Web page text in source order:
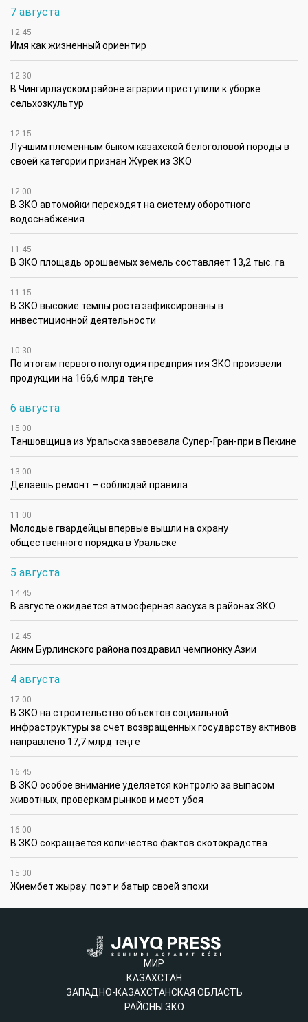
7 августа
12:45
Имя как жизненный ориентир
12:30
В Чингирлауском районе аграрии приступили к уборке
сельхозкультур
12:15
Лучшим племенным быком казахской белоголовой породы в
своей категории признан Жүрек из ЗКО
12:00
В ЗКО автомойки переходят на систему оборотного
водоснабжения
11:45
В ЗКО площадь орошаемых земель составляет 13,2 тыс. га
11:15
В ЗКО высокие темпы роста зафиксированы в
инвестиционной деятельности
10:30
По итогам первого полугодия предприятия ЗКО произвели
продукции на 166,6 млрд теңге
6 августа
15:00
Таншовщица из Уральска завоевала Супер-Гран-при в Пекине
13:00
Делаешь ремонт – соблюдай правила
11:00
Молодые гвардейцы впервые вышли на охрану
общественного порядка в Уральске
5 августа
14:45
В августе ожидается атмосферная засуха в районах ЗКО
12:45
Аким Бурлинского района поздравил чемпионку Азии
4 августа
17:00
В ЗКО на строительство объектов социальной
инфраструктуры за счет возвращенных государству активов
направлено 17,7 млрд теңге
16:45
В ЗКО особое внимание уделяется контролю за выпасом
животных, проверкам рынков и мест убоя
16:00
В ЗКО сокращается количество фактов скотокрадства
15:30
Жиембет жырау: поэт и батыр своей эпохи
МИР
КАЗАХСТАН
ЗАПАДНО-КАЗАХСТАНСКАЯ ОБЛАСТЬ
РАЙОНЫ ЗКО